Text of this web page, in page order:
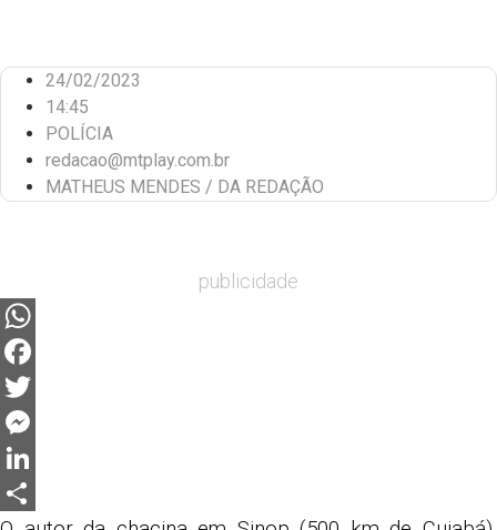
24/02/2023
14:45
POLÍCIA
redacao@mtplay.com.br
MATHEUS MENDES / DA REDAÇÃO
publicidade
WhatsApp
Facebook
Twitter
Messenger
LinkedIn